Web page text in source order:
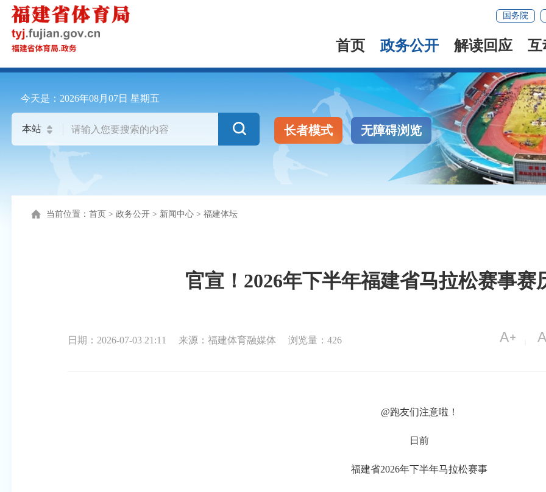
国务院
首页 政务公开 解读回应 互
今天是： 2026年08月07日 星期五
长者模式 无障碍浏览
当前位置：首页 >政务公开 > 新闻中心 >福建体坛
官宣！2026年下半年福建省马拉松赛事赛
日期：2026-07-03 21:11 来源：福建体育融媒体 浏览量：426
@跑友们注意啦！
日前
福建省2026年下半年马拉松赛事